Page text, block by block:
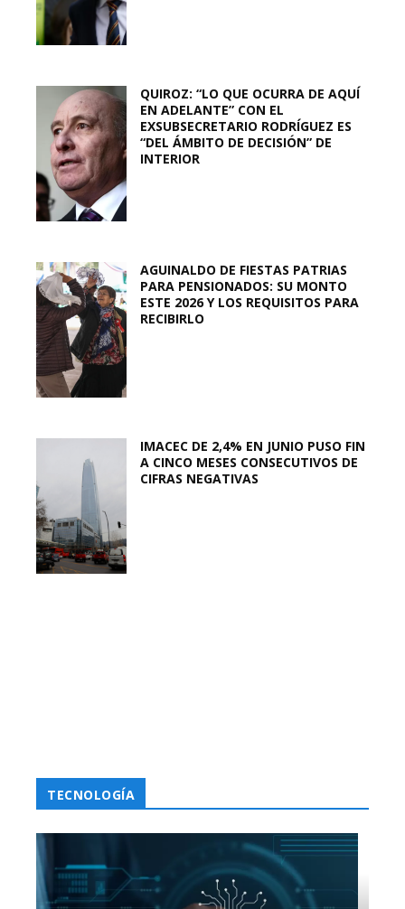
QUIROZ: “LO QUE OCURRA DE AQUÍ
EN ADELANTE” CON EL
EXSUBSECRETARIO RODRÍGUEZ ES
“DEL ÁMBITO DE DECISIÓN” DE
INTERIOR
AGUINALDO DE FIESTAS PATRIAS
PARA PENSIONADOS: SU MONTO
ESTE 2026 Y LOS REQUISITOS PARA
RECIBIRLO
IMACEC DE 2,4% EN JUNIO PUSO FIN
A CINCO MESES CONSECUTIVOS DE
CIFRAS NEGATIVAS
TECNOLOGÍA